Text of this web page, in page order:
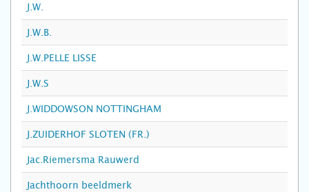
J.W.
J.W.B.
J.W.PELLE LISSE
J.W.S
J.WIDDOWSON NOTTINGHAM
J.ZUIDERHOF SLOTEN (FR.)
Jac.Riemersma Rauwerd
Jachthoorn beeldmerk